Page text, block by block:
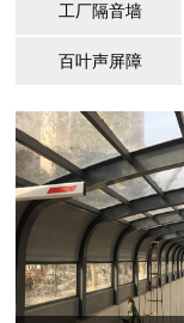
工厂隔音墙
百叶声屏障